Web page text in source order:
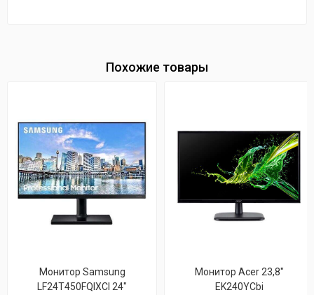
Похожие товары
Монитор Acer 23,8"
EK240YCbi
Монитор